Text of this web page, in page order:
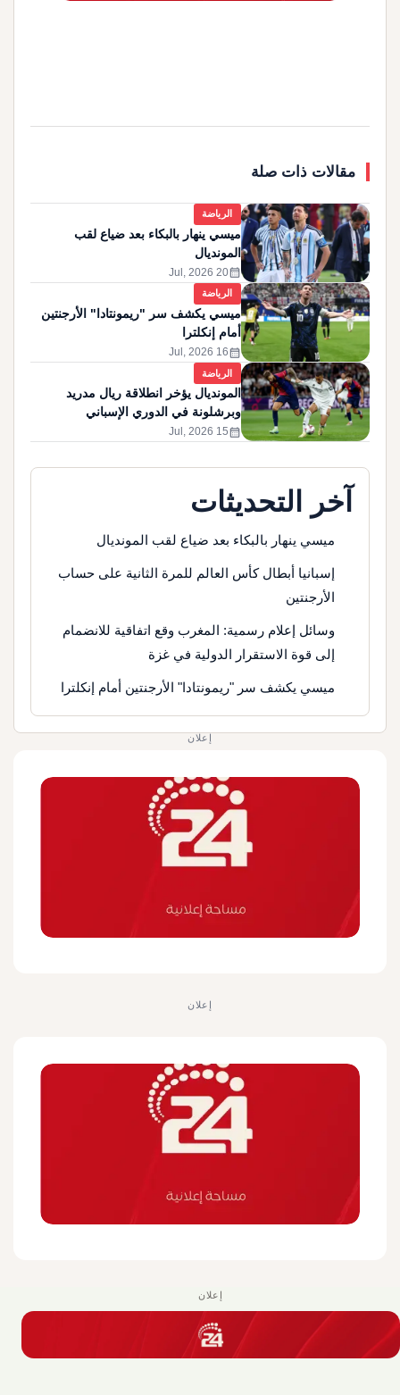
مقالات ذات صلة
الرياضة
ميسي ينهار بالبكاء بعد ضياع لقب
المونديال
calendar_month
20 Jul, 2026
الرياضة
ميسي يكشف سر "ريمونتادا" الأرجنتين
أمام إنكلترا
calendar_month
16 Jul, 2026
الرياضة
المونديال يؤخر انطلاقة ريال مدريد
وبرشلونة في الدوري الإسباني
calendar_month
15 Jul, 2026
آخر التحديثات
ميسي ينهار بالبكاء بعد ضياع لقب المونديال
إسبانيا أبطال كأس العالم للمرة الثانية على حساب
الأرجنتين
وسائل إعلام رسمية: المغرب وقع اتفاقية للانضمام
إلى قوة الاستقرار الدولية في غزة
ميسي يكشف سر "ريمونتادا" الأرجنتين أمام إنكلترا
إعلان
إعلان
إعلان